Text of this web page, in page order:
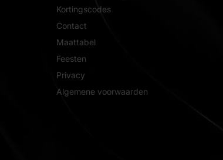
Kortingscodes
Contact
Maattabel
Feesten
Privacy
Algemene voorwaarden